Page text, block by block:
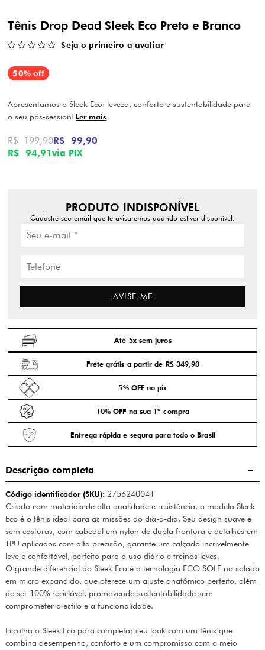
Tênis Drop Dead Sleek Eco Preto e Branco
Seja o primeiro a avaliar
50% off
Apresentamos o Sleek Eco: leveza, conforto e sustentabilidade para
o seu pós-session! Ler mais
R$ 94,91via PIX
R$ 199,90R$ 99,90
PRODUTO INDISPONÍVEL
Cadastre seu email que te avisaremos quando estiver disponível:
AVISE-ME
Até 5x sem juros
Frete grátis a partir de R$ 349,90
5% OFF no pix
10% OFF na sua 1ª compra
Entrega rápida e segura para todo o Brasil
Descrição completa
Código identificador (SKU):2756240041
Criado com materiais de alta qualidade e resistência, o modelo Sleek
Eco é o tênis ideal para as missões do dia-a-dia. Seu design suave e
sem costuras, com cabedal em nylon de dupla frontura e detalhes em
TPU aplicados com alta precisão, garante um calçado incrivelmente
leve e confortável, perfeito para o uso diário e treinos leves.
O grande diferencial do Sleek Eco é a tecnologia ECO SOLE no solado
em micro expandido, que oferece um ajuste anatômico perfeito, além
de ser 100% reciclável, promovendo sustentabilidade sem
comprometer o estilo e a funcionalidade.
Escolha o Sleek Eco para completar seu look com um tênis que
combina desempenho, conforto e um compromisso com o meio